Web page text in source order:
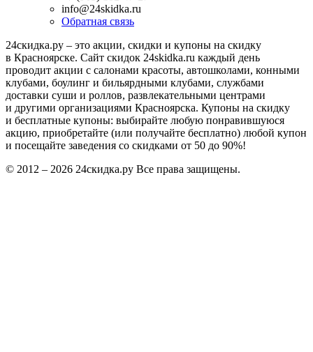
Информация
Как это работает?
Вопросы и ответы
Для Вашего бизнеса
Прошедшие акции
Политика конфиденциальности